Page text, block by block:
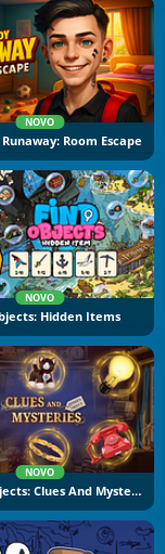
NOVO
Room Escape
NOVO
Hidden Items
NOVO
Hidden Objects: Clues And Mysteries